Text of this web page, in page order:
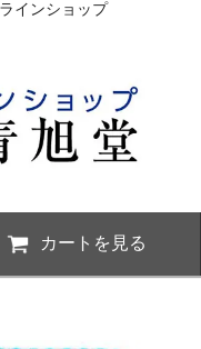
インショップ
カートを見る